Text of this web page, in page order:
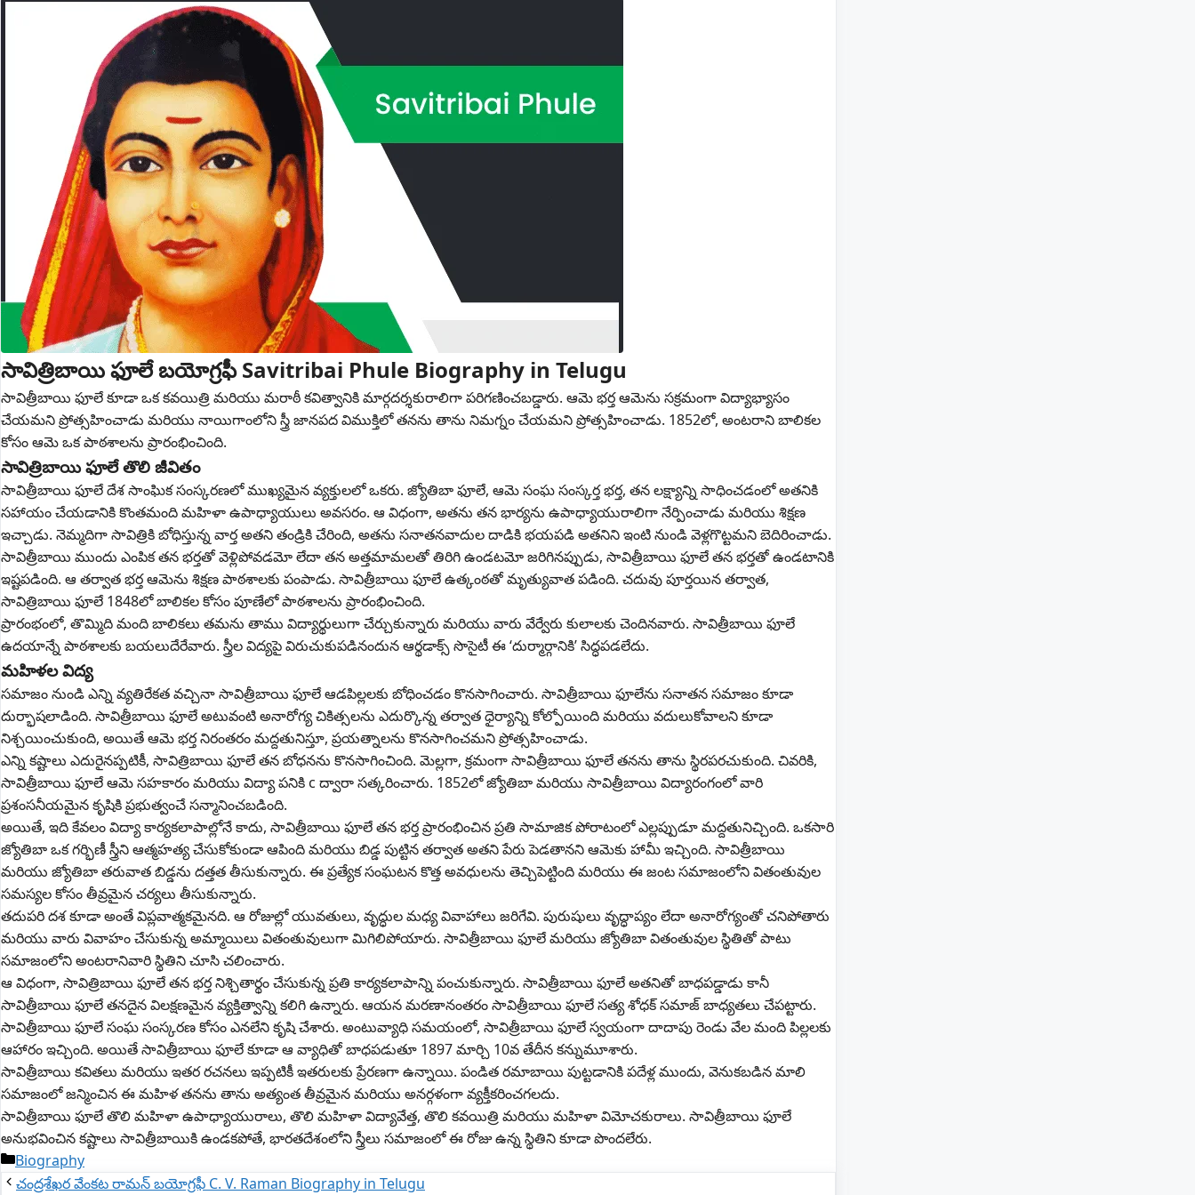
సావిత్రిబాయి ఫూలే బయోగ్రఫీ Savitribai Phule Biography in Telugu
సావిత్రీబాయి ఫూలే కూడా ఒక కవయిత్రి మరియు మరాఠీ కవిత్వానికి మార్గదర్శకురాలిగా పరిగణించబడ్డారు. ఆమె భర్త ఆమెను సక్రమంగా విద్యాభ్యాసం
చేయమని ప్రోత్సహించాడు మరియు నాయిగాంలోని స్త్రీ జానపద విముక్తిలో తనను తాను నిమగ్నం చేయమని ప్రోత్సహించాడు. 1852లో, అంటరాని బాలికల
కోసం ఆమె ఒక పాఠశాలను ప్రారంభించింది.
సావిత్రిబాయి ఫూలే తొలి జీవితం
సావిత్రీబాయి ఫూలే దేశ సాంఘిక సంస్కరణలో ముఖ్యమైన వ్యక్తులలో ఒకరు. జ్యోతిబా ఫూలే, ఆమె సంఘ సంస్కర్త భర్త, తన లక్ష్యాన్ని సాధించడంలో అతనికి
సహాయం చేయడానికి కొంతమంది మహిళా ఉపాధ్యాయులు అవసరం. ఆ విధంగా, అతను తన భార్యను ఉపాధ్యాయురాలిగా నేర్పించాడు మరియు శిక్షణ
ఇచ్చాడు. నెమ్మదిగా సావిత్రికి బోధిస్తున్న వార్త అతని తండ్రికి చేరింది, అతను సనాతనవాదుల దాడికి భయపడి అతనిని ఇంటి నుండి వెళ్లగొట్టమని బెదిరించాడు.
సావిత్రీబాయి ముందు ఎంపిక తన భర్తతో వెళ్లిపోవడమో లేదా తన అత్తమామలతో తిరిగి ఉండటమో జరిగినప్పుడు, సావిత్రీబాయి ఫూలే తన భర్తతో ఉండటానికి
ఇష్టపడింది. ఆ తర్వాత భర్త ఆమెను శిక్షణ పాఠశాలకు పంపాడు. సావిత్రీబాయి ఫూలే ఉత్కంఠతో మృత్యువాత పడింది. చదువు పూర్తయిన తర్వాత,
సావిత్రిబాయి ఫూలే 1848లో బాలికల కోసం పూణేలో పాఠశాలను ప్రారంభించింది.
ప్రారంభంలో, తొమ్మిది మంది బాలికలు తమను తాము విద్యార్థులుగా చేర్చుకున్నారు మరియు వారు వేర్వేరు కులాలకు చెందినవారు. సావిత్రీబాయి ఫూలే
ఉదయాన్నే పాఠశాలకు బయలుదేరేవారు. స్త్రీల విద్యపై విరుచుకుపడినందున ఆర్థడాక్స్ సొసైటీ ఈ ‘దుర్మార్గానికి’ సిద్ధపడలేదు.
మహిళల విద్య
సమాజం నుండి ఎన్ని వ్యతిరేకత వచ్చినా సావిత్రీబాయి ఫూలే ఆడపిల్లలకు బోధించడం కొనసాగించారు. సావిత్రీబాయి ఫూలేను సనాతన సమాజం కూడా
దుర్భాషలాడింది. సావిత్రీబాయి ఫూలే అటువంటి అనారోగ్య చికిత్సలను ఎదుర్కొన్న తర్వాత ధైర్యాన్ని కోల్పోయింది మరియు వదులుకోవాలని కూడా
నిశ్చయించుకుంది, అయితే ఆమె భర్త నిరంతరం మద్దతునిస్తూ, ప్రయత్నాలను కొనసాగించమని ప్రోత్సహించాడు.
ఎన్ని కష్టాలు ఎదురైనప్పటికీ, సావిత్రిబాయి ఫూలే తన బోధనను కొనసాగించింది. మెల్లగా, క్రమంగా సావిత్రీబాయి ఫూలే తనను తాను స్థిరపరచుకుంది. చివరికి,
సావిత్రీబాయి ఫూలే ఆమె సహకారం మరియు విద్యా పనికి c ద్వారా సత్కరించారు. 1852లో జ్యోతిబా మరియు సావిత్రీబాయి విద్యారంగంలో వారి
ప్రశంసనీయమైన కృషికి ప్రభుత్వంచే సన్మానించబడింది.
అయితే, ఇది కేవలం విద్యా కార్యకలాపాల్లోనే కాదు, సావిత్రీబాయి ఫూలే తన భర్త ప్రారంభించిన ప్రతి సామాజిక పోరాటంలో ఎల్లప్పుడూ మద్దతునిచ్చింది. ఒకసారి
జ్యోతిబా ఒక గర్భిణీ స్త్రీని ఆత్మహత్య చేసుకోకుండా ఆపింది మరియు బిడ్డ పుట్టిన తర్వాత అతని పేరు పెడతానని ఆమెకు హామీ ఇచ్చింది. సావిత్రీబాయి
మరియు జ్యోతిబా తరువాత బిడ్డను దత్తత తీసుకున్నారు. ఈ ప్రత్యేక సంఘటన కొత్త అవధులను తెచ్చిపెట్టింది మరియు ఈ జంట సమాజంలోని వితంతువుల
సమస్యల కోసం తీవ్రమైన చర్యలు తీసుకున్నారు.
తదుపరి దశ కూడా అంతే విప్లవాత్మకమైనది. ఆ రోజుల్లో యువతులు, వృద్ధుల మధ్య వివాహాలు జరిగేవి. పురుషులు వృద్ధాప్యం లేదా అనారోగ్యంతో చనిపోతారు
మరియు వారు వివాహం చేసుకున్న అమ్మాయిలు వితంతువులుగా మిగిలిపోయారు. సావిత్రీబాయి ఫూలే మరియు జ్యోతిబా వితంతువుల స్థితితో పాటు
సమాజంలోని అంటరానివారి స్థితిని చూసి చలించారు.
ఆ విధంగా, సావిత్రిబాయి ఫూలే తన భర్త నిశ్చితార్థం చేసుకున్న ప్రతి కార్యకలాపాన్ని పంచుకున్నారు. సావిత్రీబాయి ఫూలే అతనితో బాధపడ్డాడు కానీ
సావిత్రీబాయి ఫూలే తనదైన విలక్షణమైన వ్యక్తిత్వాన్ని కలిగి ఉన్నారు. ఆయన మరణానంతరం సావిత్రీబాయి ఫూలే సత్య శోధక్ సమాజ్ బాధ్యతలు చేపట్టారు.
సావిత్రీబాయి ఫూలే సంఘ సంస్కరణ కోసం ఎనలేని కృషి చేశారు. అంటువ్యాధి సమయంలో, సావిత్రీబాయి ఫూలే స్వయంగా దాదాపు రెండు వేల మంది పిల్లలకు
ఆహారం ఇచ్చింది. అయితే సావిత్రీబాయి ఫూలే కూడా ఆ వ్యాధితో బాధపడుతూ 1897 మార్చి 10వ తేదీన కన్నుమూశారు.
సావిత్రీబాయి కవితలు మరియు ఇతర రచనలు ఇప్పటికీ ఇతరులకు ప్రేరణగా ఉన్నాయి. పండిత రమాబాయి పుట్టడానికి పదేళ్ల ముందు, వెనుకబడిన మాలి
సమాజంలో జన్మించిన ఈ మహిళ తనను తాను అత్యంత తీవ్రమైన మరియు అనర్గళంగా వ్యక్తీకరించగలదు.
సావిత్రీబాయి ఫూలే తొలి మహిళా ఉపాధ్యాయురాలు, తొలి మహిళా విద్యావేత్త, తొలి కవయిత్రి మరియు మహిళా విమోచకురాలు. సావిత్రీబాయి ఫూలే
అనుభవించిన కష్టాలు సావిత్రీబాయికి ఉండకపోతే, భారతదేశంలోని స్త్రీలు సమాజంలో ఈ రోజు ఉన్న స్థితిని కూడా పొందలేరు.
Categories
Biography
చంద్రశేఖర వేంకట రామన్ బయోగ్రఫీ C. V. Raman Biography in Telugu